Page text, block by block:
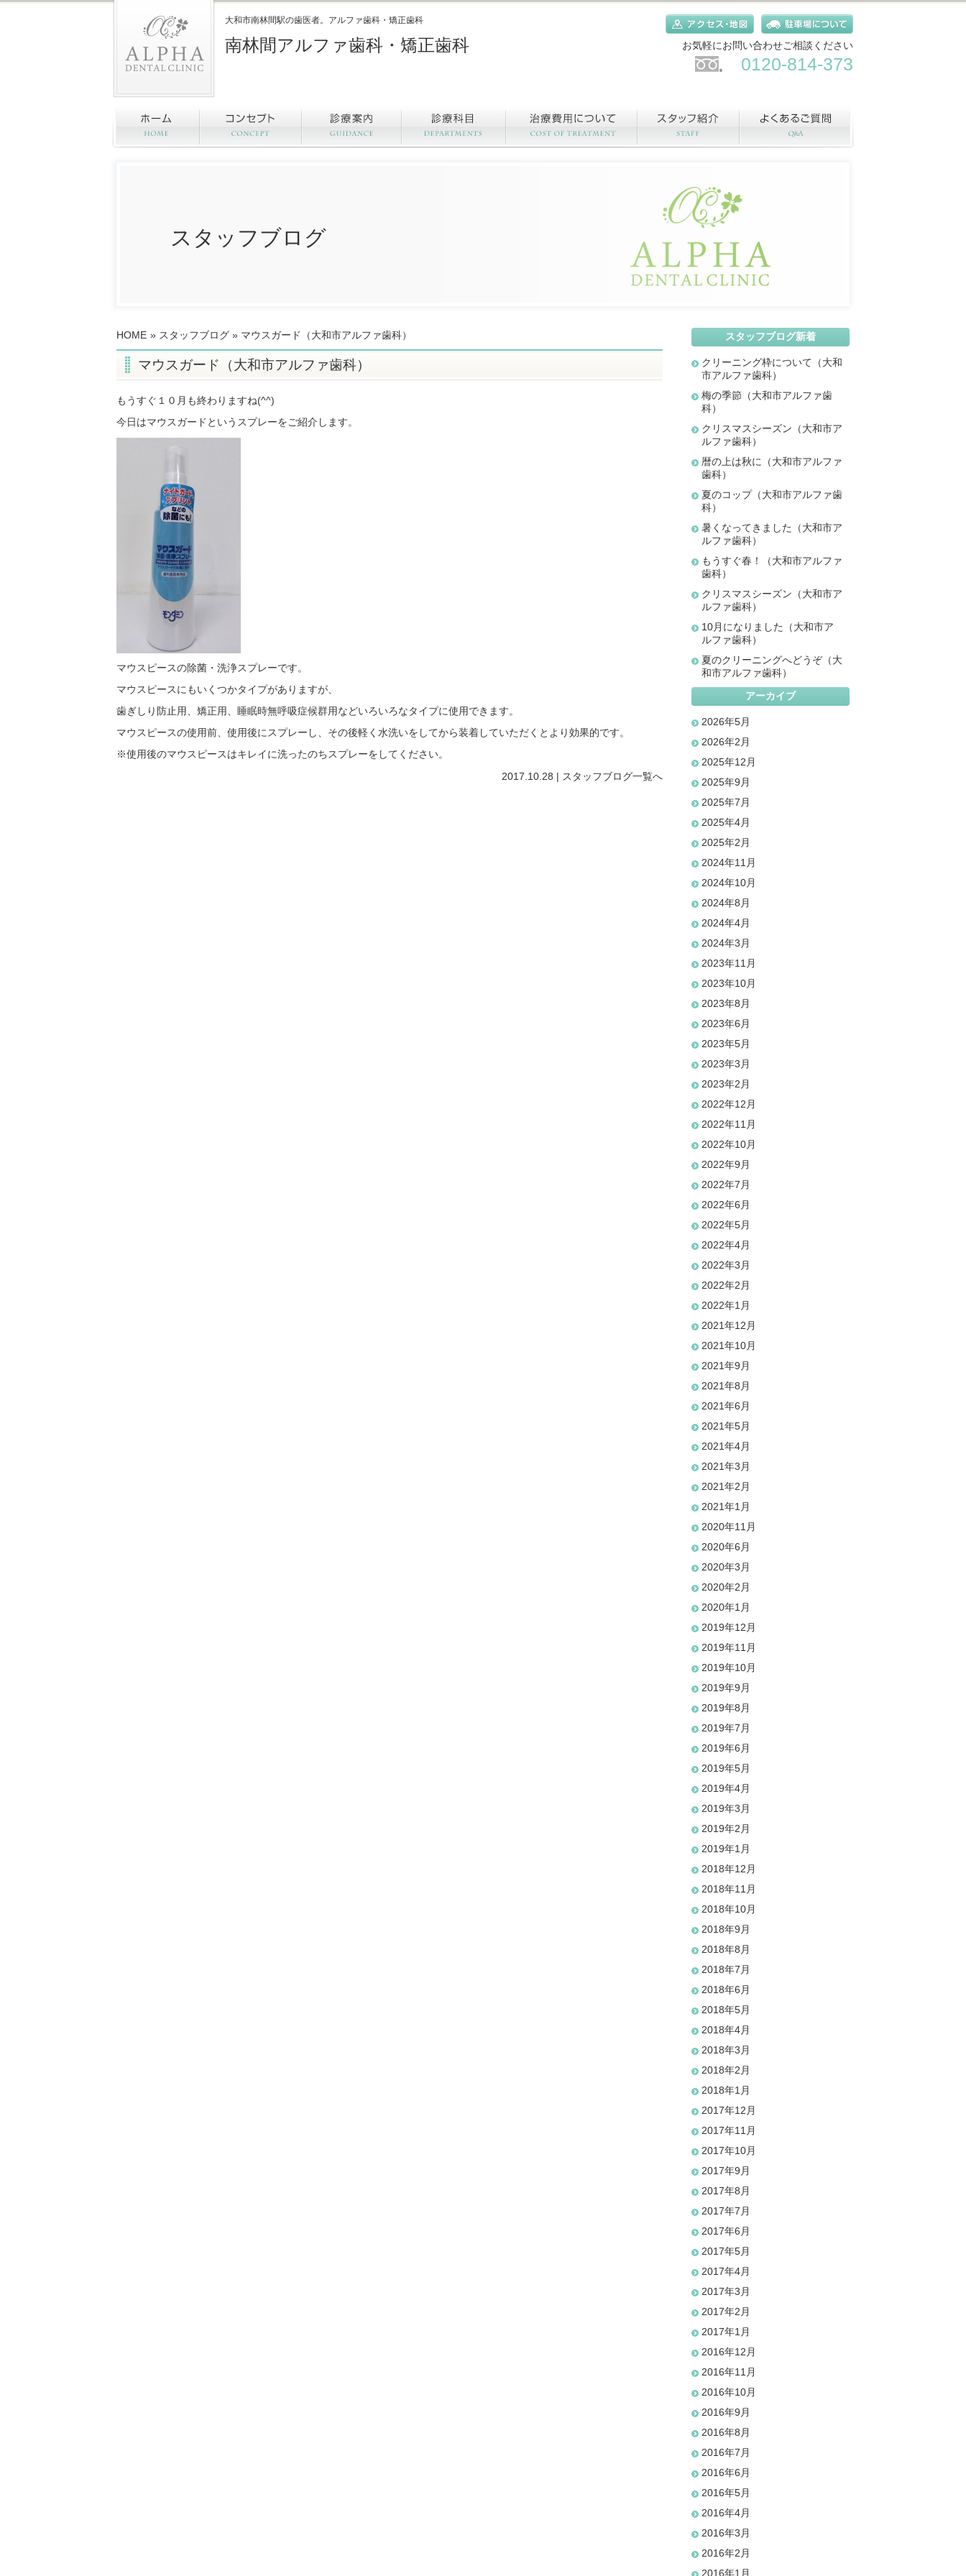
大和市南林間駅の歯医者。アルファ歯科・矯正歯科
南林間アルファ歯科・矯正歯科 お気軽にお問い合わせご相談ください
0120-814-373
スタッフブログ
HOME » スタッフブログ » マウスガード（大和市アルファ歯科）
マウスガード（大和市アルファ歯科）
もうすぐ１０月も終わりますね(^^)
今日はマウスガードというスプレーをご紹介します。
マウスピースの除菌・洗浄スプレーです。
マウスピースにもいくつかタイプがありますが、
歯ぎしり防止用、矯正用、睡眠時無呼吸症候群用などいろいろなタイプに使用できます。
マウスピースの使用前、使用後にスプレーし、その後軽く水洗いをしてから装着していただくとより効果的です。
※使用後のマウスピースはキレイに洗ったのちスプレーをしてください。
2017.10.28 | スタッフブログ一覧へ
スタッフブログ新着
クリーニング枠について（大和
市アルファ歯科）
梅の季節（大和市アルファ歯
科）
クリスマスシーズン（大和市ア
ルファ歯科）
暦の上は秋に（大和市アルファ
歯科）
夏のコップ（大和市アルファ歯
科）
暑くなってきました（大和市ア
ルファ歯科）
もうすぐ春！（大和市アルファ
歯科）
クリスマスシーズン（大和市ア
ルファ歯科）
10月になりました（大和市ア
ルファ歯科）
夏のクリーニングへどうぞ（大
和市アルファ歯科）
アーカイブ
2026年5月
2026年2月
2025年12月
2025年9月
2025年7月
2025年4月
2025年2月
2024年11月
2024年10月
2024年8月
2024年4月
2024年3月
2023年11月
2023年10月
2023年8月
2023年6月
2023年5月
2023年3月
2023年2月
2022年12月
2022年11月
2022年10月
2022年9月
2022年7月
2022年6月
2022年5月
2022年4月
2022年3月
2022年2月
2022年1月
2021年12月
2021年10月
2021年9月
2021年8月
2021年6月
2021年5月
2021年4月
2021年3月
2021年2月
2021年1月
2020年11月
2020年6月
2020年3月
2020年2月
2020年1月
2019年12月
2019年11月
2019年10月
2019年9月
2019年8月
2019年7月
2019年6月
2019年5月
2019年4月
2019年3月
2019年2月
2019年1月
2018年12月
2018年11月
2018年10月
2018年9月
2018年8月
2018年7月
2018年6月
2018年5月
2018年4月
2018年3月
2018年2月
2018年1月
2017年12月
2017年11月
2017年10月
2017年9月
2017年8月
2017年7月
2017年6月
2017年5月
2017年4月
2017年3月
2017年2月
2017年1月
2016年12月
2016年11月
2016年10月
2016年9月
2016年8月
2016年7月
2016年6月
2016年5月
2016年4月
2016年3月
2016年2月
2016年1月